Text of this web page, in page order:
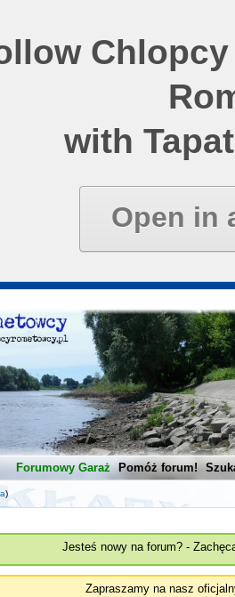
with
Open in
Forumowy Garaż Pomóż forum!
)
Jesteś nowy na forum? -
Zapraszamy na nasz